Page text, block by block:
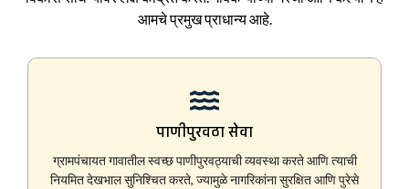
आमचे प्रमुख प्राधान्य आहे.
पाणीपुरवठा सेवा
ग्रामपंचायत गावातील स्वच्छ पाणीपुरवठ्याची व्यवस्था करते आणि त्याची
नियमित देखभाल सुनिश्चित करते, ज्यामुळे नागरिकांना सुरक्षित आणि पुरेसे